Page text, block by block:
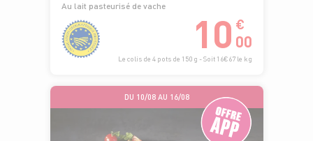
Au lait pasteurisé de vache
10 €
00
Le colis de 4 pots de 150 g - Soit 16€67 le kg
DU 10/08 AU 16/08